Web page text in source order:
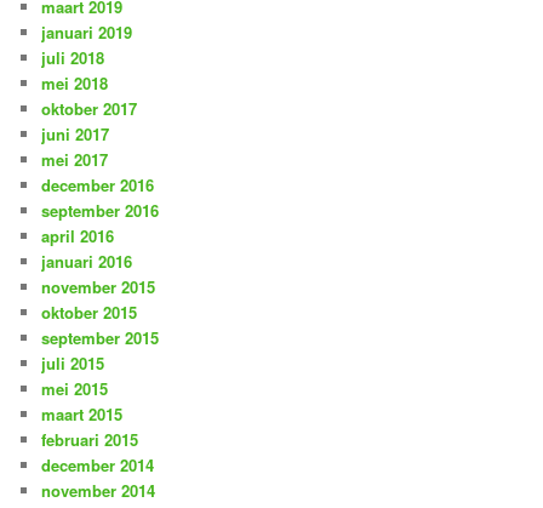
maart 2019
januari 2019
juli 2018
mei 2018
oktober 2017
juni 2017
mei 2017
december 2016
september 2016
april 2016
januari 2016
november 2015
oktober 2015
september 2015
juli 2015
mei 2015
maart 2015
februari 2015
december 2014
november 2014